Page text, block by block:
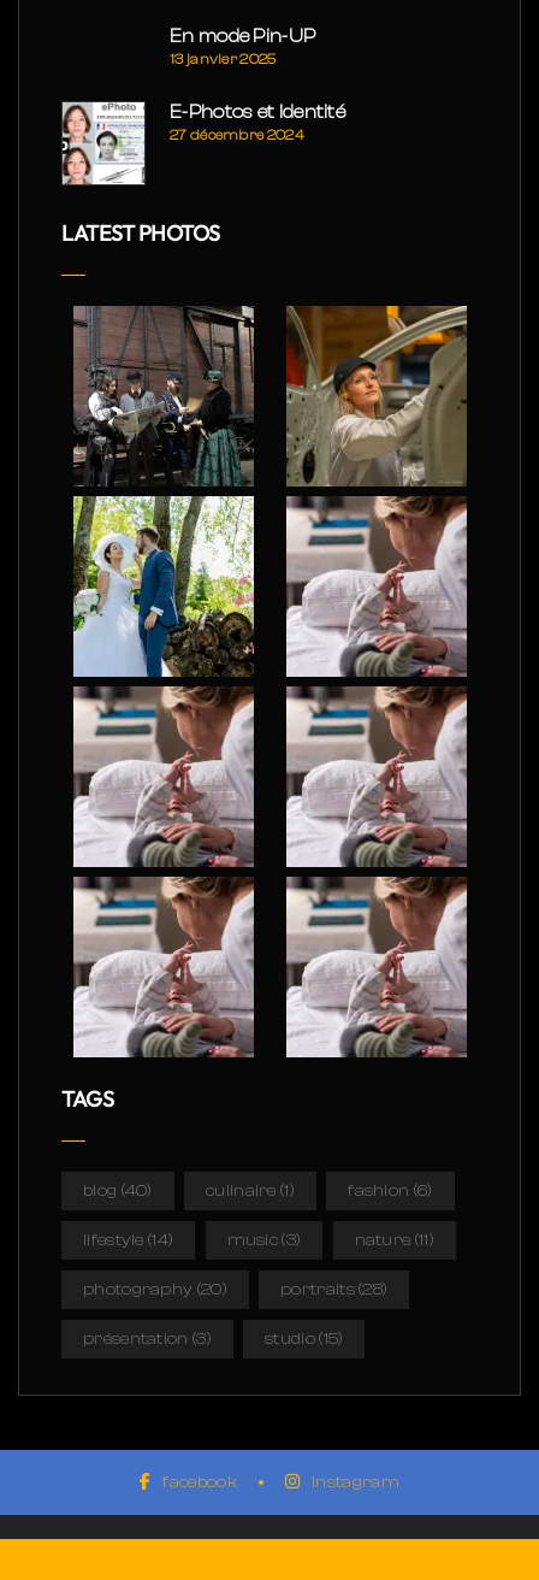
En mode Pin-UP
13 janvier 2025
E-Photos et Identité
27 décembre 2024
LATEST PHOTOS
TAGS
blog (40) culinaire (1) fashion (6)
lifestyle (14) music(3) nature (11)
photography (20) portraits(28)
présentation (3) studio(15)
facebook instagram